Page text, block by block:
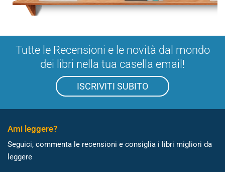
Tutte le Recensioni e le novità dal mondo
dei libri nella tua casella email!
ISCRIVITI SUBITO
Ami leggere?
Seguici, commenta le recensioni e consiglia i libri migliori da
leggere